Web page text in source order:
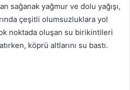
sağanak yağmur ve dolu yağışı,
çeşitli olumsuzluklara yol
noktada oluşan su birikintileri
köprü altlarını su bastı.